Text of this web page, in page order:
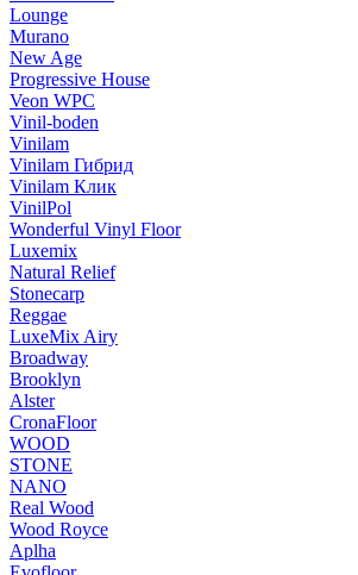
Lounge
Murano
New Age
Progressive House
Veon WPC
Vinil-boden
Vinilam
Vinilam Гибрид
Vinilam Клик
VinilPol
Wonderful Vinyl Floor
Luxemix
Natural Relief
Stonecarp
Reggae
LuxeMix Airy
Broadway
Brooklyn
Alster
CronaFloor
WOOD
STONE
NANO
Real Wood
Wood Royce
Aplha